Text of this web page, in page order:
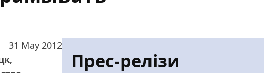
31 May 2012
Прес-релізи